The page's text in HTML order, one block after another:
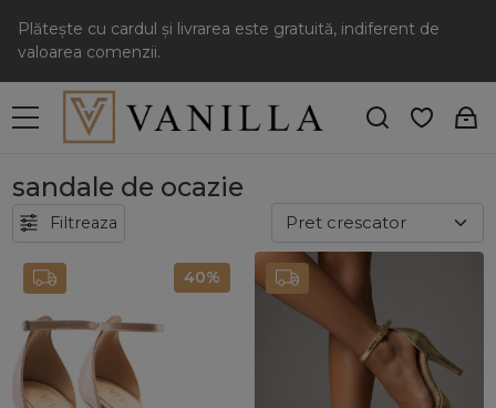
Plătește cu cardul și livrarea este gratuită, indiferent de
valoarea comenzii.
sandale de ocazie
Filtreaza
40%